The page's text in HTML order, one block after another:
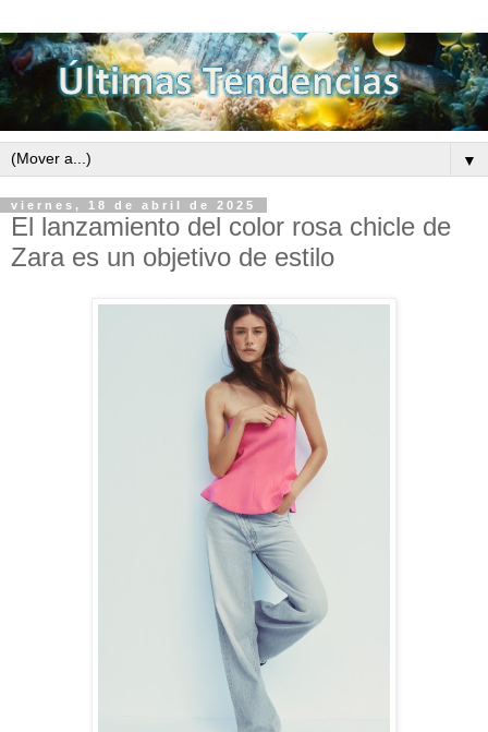
▼
viernes, 18 de abril de 2025
El lanzamiento del color rosa chicle de
Zara es un objetivo de estilo